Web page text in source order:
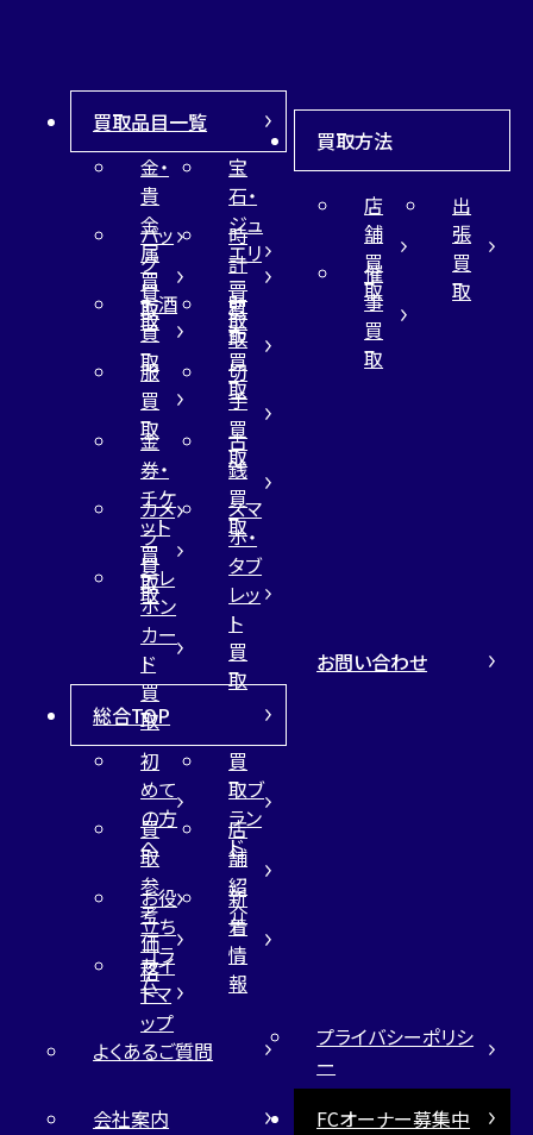
カンタン無料
最短1
します
まずは お電話
【総合受付】24時間・年中無休(年末年
買取品目一覧
金・
貴
金
属
買
取
宝
石・
ジュ
エリ
ー
買
取
バッ
グ
買
取
時
計
買
取
お酒
買
取
財
布
買
取
服
買
取
切
手
買
取
金
券・
チケ
ット
買
取
古
銭
買
取
カメ
ラ
買
取
スマ
ホ・
タブ
レッ
ト
買
取
テレ
ホン
カー
ド
買
取
買取方法
店
舗
買
取
出
張
買
取
催
事
買
取
総合TOP
初
めて
の方
へ
買
取ブ
ラン
ド
買
取
参
考
価
格
店
舗
紹
介
お役
立ち
コラ
ム
新
着
情
報
サイ
トマ
ップ
お問い合わせ
よくあるご質問
プライバシーポリシ
ー
会社案内
FCオーナー募集中